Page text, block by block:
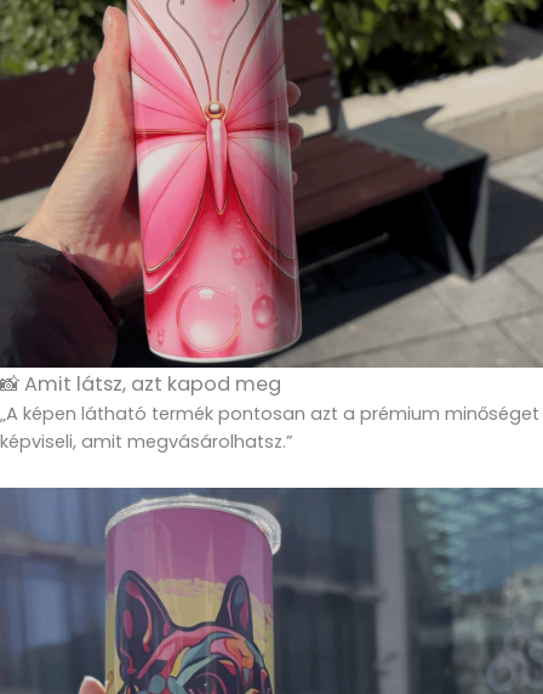
📸 Amit látsz, azt kapod meg
„A képen látható termék pontosan azt a prémium minőséget
képviseli, amit megvásárolhatsz.”